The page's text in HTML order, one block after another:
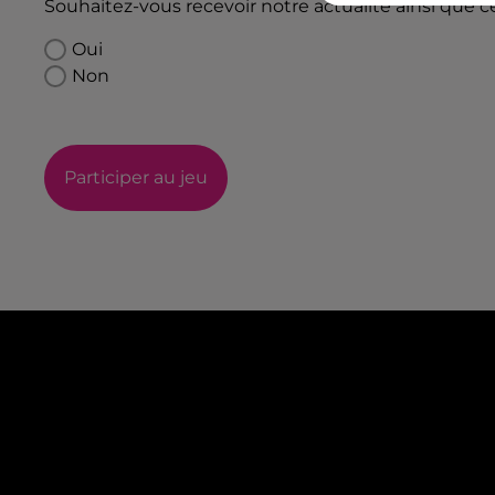
Souhaitez-vous recevoir notre actualité ainsi que
Oui
Non
Participer au jeu